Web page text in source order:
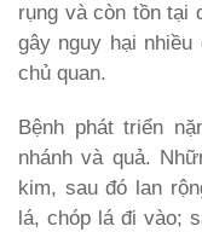
rụng và còn tồn tại
gây nguy hại nhiều
chủ quan.
Bệnh phát triển
nhánh và quả.
kim, sau đó lan
lá, chóp lá đi vào;